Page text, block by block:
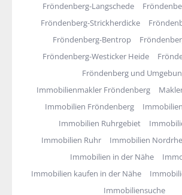
Fröndenberg-Langschede
Fröndenberg-Strickherdicke
Fröndenberg-Bentrop
Fröndenberg-Westicker Heide
Fröndenberg und
Immobilienmakler Fröndenberg
Immobilien Fröndenberg
Immobilien Ruhrgebiet
Immobilien Ruhr
Immobilien
Immobilien in der Nähe
Immobilien kaufen in der Nähe
Immobiliensuche